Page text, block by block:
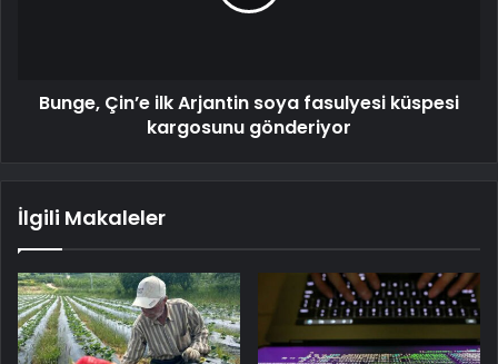
Bunge, Çin’e ilk Arjantin soya fasulyesi küspesi
kargosunu gönderiyor
İlgili Makaleler